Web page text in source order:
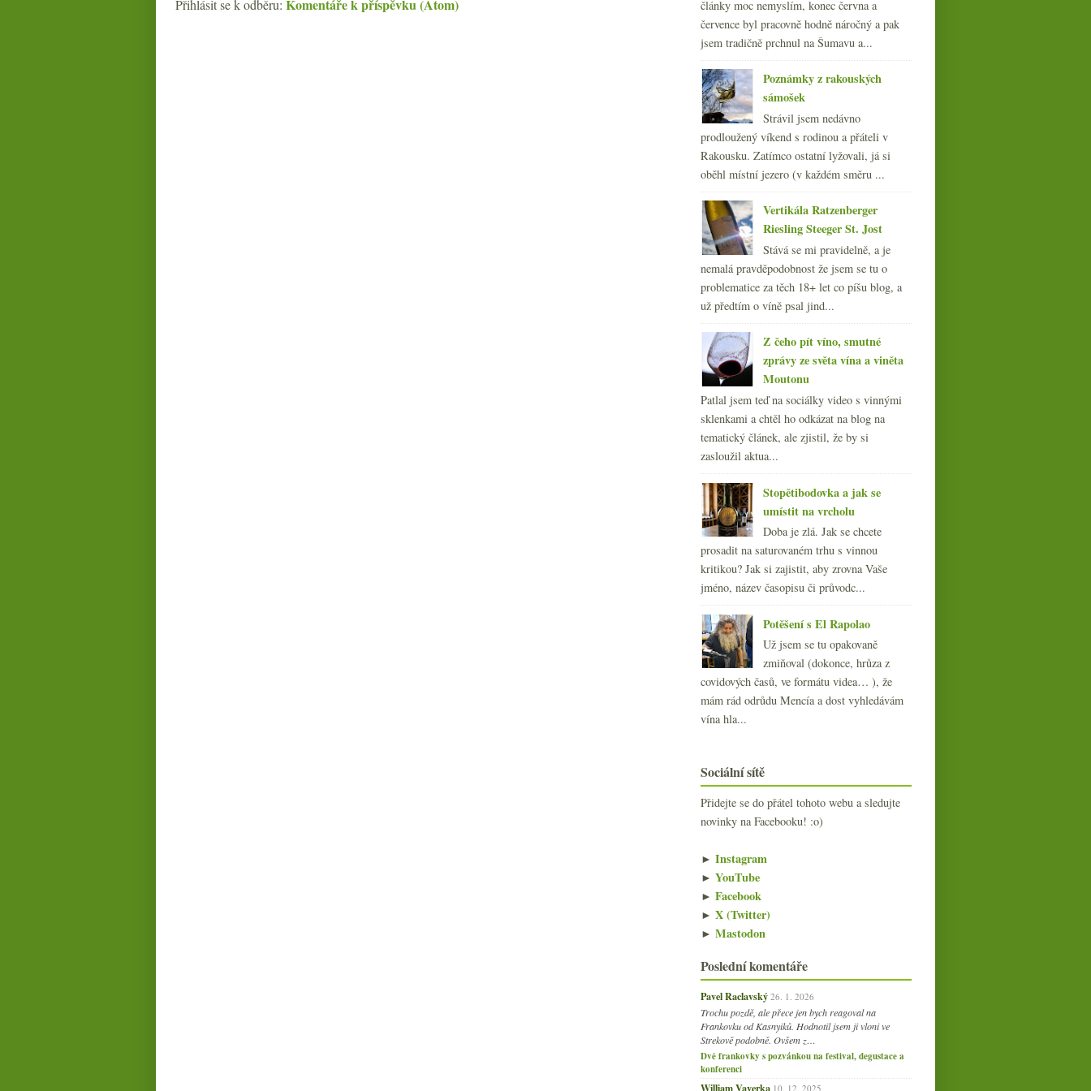
Přihlásit se k odběru: Komentáře k příspěvku (Atom)
články moc nemyslím, konec června a
července byl pracovně hodně náročný a pak
jsem tradičně prchnul na Šumavu a...
Poznámky z rakouských
sámošek
Strávil jsem nedávno
prodloužený víkend s rodinou a přáteli v
Rakousku. Zatímco ostatní lyžovali, já si
oběhl místní jezero (v každém směru ...
Vertikála Ratzenberger
Riesling Steeger St. Jost
Stává se mi pravidelně, a je
nemalá pravděpodobnost že jsem se tu o
problematice za těch 18+ let co píšu blog, a
už předtím o víně psal jind...
Z čeho pít víno, smutné
zprávy ze světa vína a viněta
Moutonu
Patlal jsem teď na sociálky video s vinnými
sklenkami a chtěl ho odkázat na blog na
tematický článek, ale zjistil, že by si
zasloužil aktua...
Stopětibodovka a jak se
umístit na vrcholu
Doba je zlá. Jak se chcete
prosadit na saturovaném trhu s vinnou
kritikou? Jak si zajistit, aby zrovna Vaše
jméno, název časopisu či průvodc...
Potěšení s El Rapolao
Už jsem se tu opakovaně
zmiňoval (dokonce, hrůza z
covidových časů, ve formátu videa… ), že
mám rád odrůdu Mencía a dost vyhledávám
vína hla...
Sociální sítě
Přidejte se do přátel tohoto webu a sledujte
novinky na Facebooku! :o)
► Instagram
► YouTube
► Facebook
► X (Twitter)
► Mastodon
Poslední komentáře
Pavel Raclavský 26. 1. 2026
Trochu pozdě, ale přece jen bych reagoval na
Frankovku od Kasnyiků. Hodnotil jsem ji vloni ve
Strekově podobně. Ovšem z…
Dvě frankovky s pozvánkou na festival, degustace a
konferenci
William Vaverka 10. 12. 2025